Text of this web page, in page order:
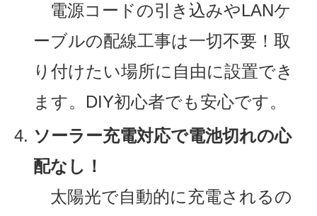
電源コードの引き込みやLANケ
ーブルの配線工事は一切不要！取
り付けたい場所に自由に設置でき
ます。DIY初心者でも安心です。
ソーラー充電対応で電池切れの心
配なし！
太陽光で自動的に充電されるの